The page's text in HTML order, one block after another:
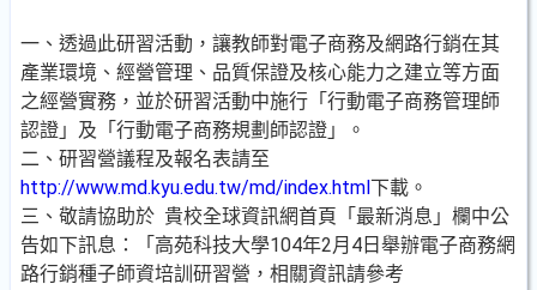
一、透過此研習活動，讓教師對電子商務及網路行銷在其
產業環境、經營管理、品質保證及核心能力之建立等方面
之經營實務，並於研習活動中施行「行動電子商務管理師
認證」及「行動電子商務規劃師認證」。
二、研習營議程及報名表請至
http://www.md.kyu.edu.tw/md/index.html下載。
三、敬請協助於 貴校全球資訊網首頁「最新消息」欄中公
告如下訊息：「高苑科技大學104年2月4日舉辦電子商務網
路行銷種子師資培訓研習營，相關資訊請參考